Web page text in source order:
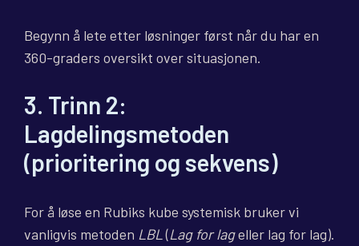
Begynn å lete etter løsninger først når du har en
360-graders oversikt over situasjonen.
3. Trinn 2:
Lagdelingsmetoden
(prioritering og sekvens)
For å løse en Rubiks kube systemisk bruker vi
vanligvis metoden LBL (Lag for lageller lag for lag).